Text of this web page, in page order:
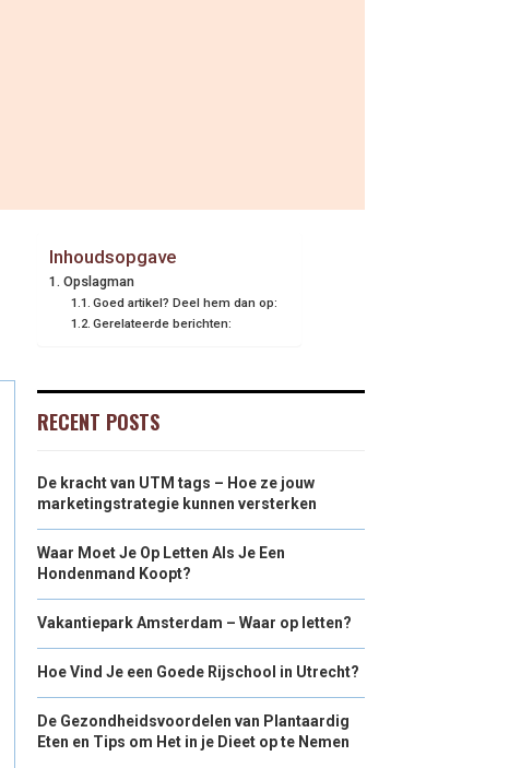
Inhoudsopgave
Opslagman
Goed artikel? Deel hem dan op:
Gerelateerde berichten:
RECENT POSTS
De kracht van UTM tags – Hoe ze jouw
marketingstrategie kunnen versterken
Waar Moet Je Op Letten Als Je Een
Hondenmand Koopt?
Vakantiepark Amsterdam – Waar op letten?
Hoe Vind Je een Goede Rijschool in Utrecht?
De Gezondheidsvoordelen van Plantaardig
Eten en Tips om Het in je Dieet op te Nemen